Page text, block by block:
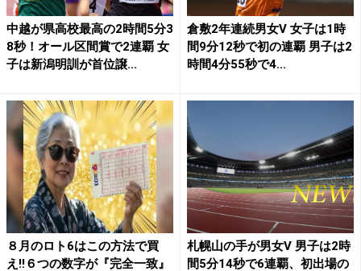
中越が県高校最高の2時間5分3
8秒！オール区間賞で2連覇 女
子は新潟明訓が首位譲...
倉敷2年連続男女V 女子は1時
間9分12秒で初の連覇 男子は2
時間4分55秒で4...
８月のロト6はこの方法で買
え!!６つの数字が『完全一致』
札幌山の手が男女V 男子は2時
間5分14秒で6連覇、初出場の